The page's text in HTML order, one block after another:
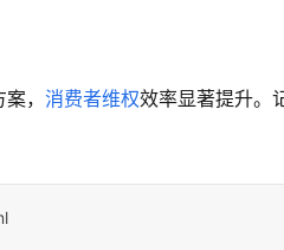
， 消费者维权效率显著提升。